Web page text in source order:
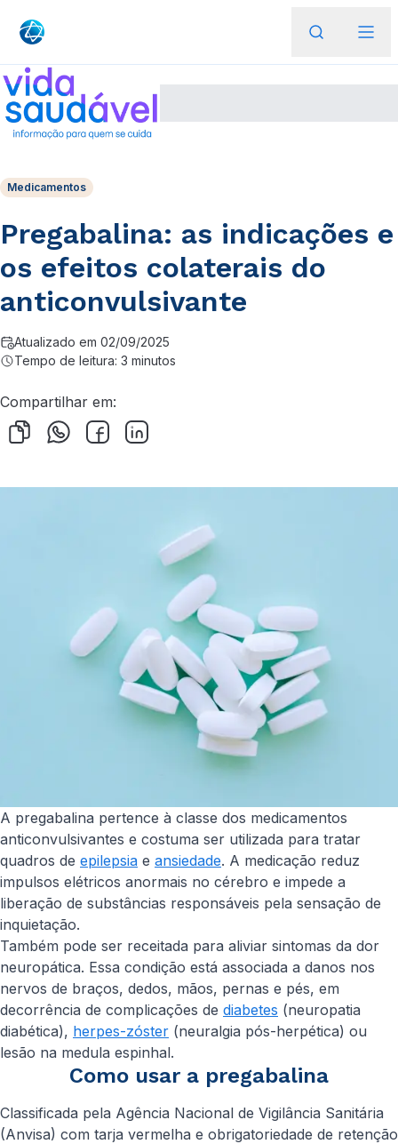
Medicamentos
Pregabalina: as indicações e
os efeitos colaterais do
anticonvulsivante
Atualizado em 02/09/2025
Tempo de leitura: 3 minutos
Compartilhar em:
A pregabalina pertence à classe dos medicamentos
anticonvulsivantes e costuma ser utilizada para tratar
quadros de epilepsia e ansiedade. A medicação reduz
impulsos elétricos anormais no cérebro e impede a
liberação de substâncias responsáveis pela sensação de
inquietação.
Também pode ser receitada para aliviar sintomas da dor
neuropática. Essa condição está associada a danos nos
nervos de braços, dedos, mãos, pernas e pés, em
decorrência de complicações de diabetes (neuropatia
diabética), herpes-zóster (neuralgia pós-herpética) ou
lesão na medula espinhal.
Como usar a pregabalina
Classificada pela Agência Nacional de Vigilância Sanitária
(Anvisa) com tarja vermelha e obrigatoriedade de retenção